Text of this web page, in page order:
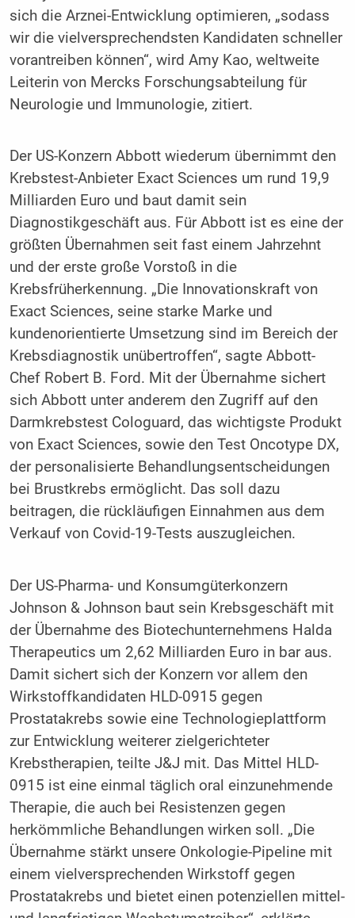
sich die Arznei-Entwicklung optimieren, „sodass
wir die vielversprechendsten Kandidaten schneller
vorantreiben können“, wird Amy Kao, weltweite
Leiterin von Mercks Forschungsabteilung für
Neurologie und Immunologie, zitiert.
Der US-Konzern Abbott wiederum übernimmt den
Krebstest-Anbieter Exact Sciences um rund 19,9
Milliarden Euro und baut damit sein
Diagnostikgeschäft aus. Für Abbott ist es eine der
größten Übernahmen seit fast einem Jahrzehnt
und der erste große Vorstoß in die
Krebsfrüherkennung. „Die Innovationskraft von
Exact Sciences, seine starke Marke und
kundenorientierte Umsetzung sind im Bereich der
Krebsdiagnostik unübertroffen“, sagte Abbott-
Chef Robert B. Ford. Mit der Übernahme sichert
sich Abbott unter anderem den Zugriff auf den
Darmkrebstest Cologuard, das wichtigste Produkt
von Exact Sciences, sowie den Test Oncotype DX,
der personalisierte Behandlungsentscheidungen
bei Brustkrebs ermöglicht. Das soll dazu
beitragen, die rückläufigen Einnahmen aus dem
Verkauf von Covid-19-Tests auszugleichen.
Der US-Pharma- und Konsumgüterkonzern
Johnson & Johnson baut sein Krebsgeschäft mit
der Übernahme des Biotechunternehmens Halda
Therapeutics um 2,62 Milliarden Euro in bar aus.
Damit sichert sich der Konzern vor allem den
Wirkstoffkandidaten HLD-0915 gegen
Prostatakrebs sowie eine Technologieplattform
zur Entwicklung weiterer zielgerichteter
Krebstherapien, teilte J&J mit. Das Mittel HLD-
0915 ist eine einmal täglich oral einzunehmende
Therapie, die auch bei Resistenzen gegen
herkömmliche Behandlungen wirken soll. „Die
Übernahme stärkt unsere Onkologie-Pipeline mit
einem vielversprechenden Wirkstoff gegen
Prostatakrebs und bietet einen potenziellen mittel-